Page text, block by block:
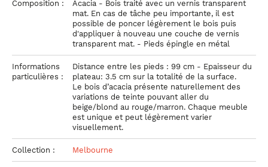
Composition :
Acacia - Bois traité avec un vernis transparent
mat. En cas de tâche peu importante, il est
possible de poncer légèrement le bois puis
d'appliquer à nouveau une couche de vernis
transparent mat. - Pieds épingle en métal
Informations
particulières :
Distance entre les pieds : 99 cm - Epaisseur du
plateau: 3.5 cm sur la totalité de la surface.
Le bois d’acacia présente naturellement des
variations de teinte pouvant aller du
beige/blond au rouge/marron. Chaque meuble
est unique et peut légèrement varier
visuellement.
Collection : Melbourne